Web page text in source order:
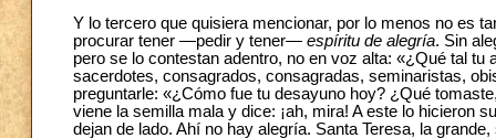
Y lo tercero que quisiera mencionar, por lo menos no es
procurar tener —pedir y tener— espíritu de alegría. Sin
pero se lo contestan adentro, no en voz alta: «¿Qué tal
sacerdotes, consagrados, consagradas, seminaristas,
preguntarle: «¿Cómo fue tu desayuno hoy? ¿Qué
viene la semilla mala y dice: ¡ah, mira! A este lo hicieron
dejan de lado. Ahí no hay alegría. Santa Teresa, la